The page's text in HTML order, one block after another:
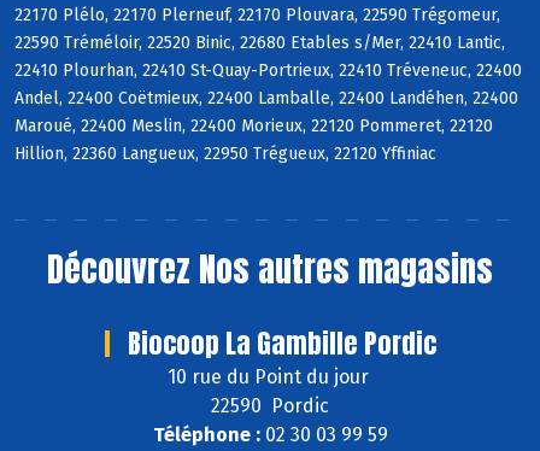
22170 Plélo, 22170 Plerneuf, 22170 Plouvara, 22590 Trégomeur,
22590 Tréméloir, 22520 Binic, 22680 Etables s/Mer, 22410 Lantic,
22410 Plourhan, 22410 St-Quay-Portrieux, 22410 Tréveneuc, 22400
Andel, 22400 Coëtmieux, 22400 Lamballe, 22400 Landéhen, 22400
Maroué, 22400 Meslin, 22400 Morieux, 22120 Pommeret, 22120
Hillion, 22360 Langueux, 22950 Trégueux, 22120 Yffiniac
Découvrez Nos autres magasins
Biocoop La Gambille Pordic
10 rue du Point du jour
22590 Pordic
Téléphone :02 30 03 99 59